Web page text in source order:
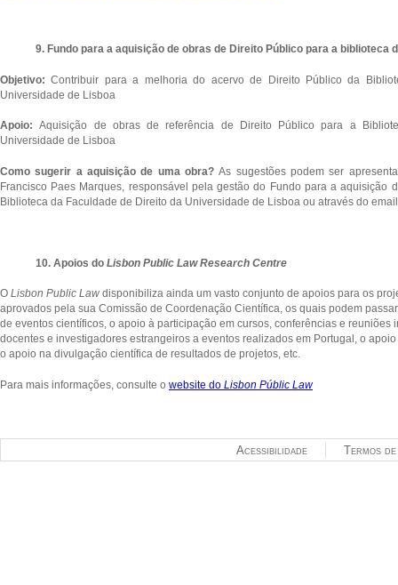
9. Fundo para a aquisição de obras de Direito Público para a biblioteca
Objetivo:Contribuir para a melhoria do acervo de Direito Público da
Universidade de Lisboa
Apoio:Aquisição de obras de referência de Direito Público para a
Universidade de Lisboa
Como sugerir a aquisição de uma obra?As sugestões podem ser
Francisco Paes Marques, responsável pela gestão do Fundo para a aquisição
Biblioteca da Faculdade de Direito da Universidade de Lisboa ou através do
10. Apoios do Lisbon Public Law Research Centre
O Lisbon Public Law disponibiliza ainda um vasto conjunto de apoios para os
aprovados pela sua Comissão de Coordenação Científica, os quais podem
de eventos científicos, o apoio à participação em cursos, conferências e reuniões
docentes e investigadores estrangeiros a eventos realizados em Portugal, o
o apoio na divulgação científica de resultados de projetos, etc.
Para mais informações, consulte o website do Lisbon Públic Law
Termos
Acessibilidade